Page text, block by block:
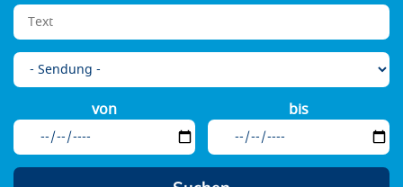
von bis